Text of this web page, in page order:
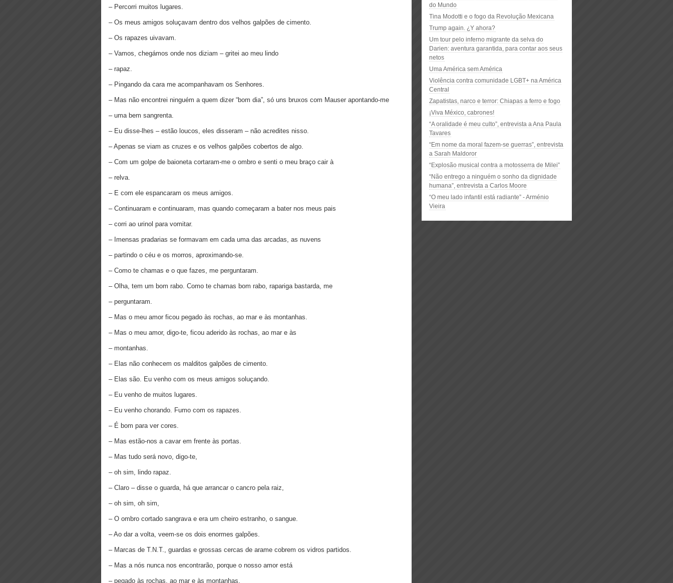
– Percorri muitos lugares.
– Os meus amigos soluçavam dentro dos velhos galpões de cimento.
– Os rapazes uivavam.
– Vamos, chegámos onde nos diziam – gritei ao meu lindo
– rapaz.
– Pingando da cara me acompanhavam os Senhores.
– Mas não encontrei ninguém a quem dizer “bom dia”, só uns bruxos com Mauser apontando-me
– uma bem sangrenta.
– Eu disse-lhes – estão loucos, eles disseram – não acredites nisso.
– Apenas se viam as cruzes e os velhos galpões cobertos de algo.
– Com um golpe de baioneta cortaram-me o ombro e senti o meu braço cair à
– relva.
– E com ele espancaram os meus amigos.
– Continuaram e continuaram, mas quando começaram a bater nos meus pais
– corri ao urinol para vomitar.
– Imensas pradarias se formavam em cada uma das arcadas, as nuvens
– partindo o céu e os morros, aproximando-se.
– Como te chamas e o que fazes, me perguntaram.
– Olha, tem um bom rabo. Como te chamas bom rabo, rapariga bastarda, me
– perguntaram.
– Mas o meu amor ficou pegado às rochas, ao mar e às montanhas.
– Mas o meu amor, digo-te, ficou aderido às rochas, ao mar e às
– montanhas.
– Elas não conhecem os malditos galpões de cimento.
– Elas são. Eu venho com os meus amigos soluçando.
– Eu venho de muitos lugares.
– Eu venho chorando. Fumo com os rapazes.
– É bom para ver cores.
– Mas estão-nos a cavar em frente às portas.
– Mas tudo será novo, digo-te,
– oh sim, lindo rapaz.
– Claro – disse o guarda, há que arrancar o cancro pela raiz,
– oh sim, oh sim,
– O ombro cortado sangrava e era um cheiro estranho, o sangue.
– Ao dar a volta, veem-se os dois enormes galpões.
– Marcas de T.N.T., guardas e grossas cercas de arame cobrem os vidros partidos.
– Mas a nós nunca nos encontrarão, porque o nosso amor está
– pegado às rochas, ao mar e às montanhas.
do Mundo
Tina Modotti e o fogo da Revolução Mexicana
Trump again. ¿Y ahora?
Um tour pelo inferno migrante da selva do
Darien: aventura garantida, para contar aos seus
netos
Uma América sem América
Violência contra comunidade LGBT+ na América
Central
Zapatistas, narco e terror: Chiapas a ferro e fogo
¡Viva México, cabrones!
“A oralidade é meu culto”, entrevista a Ana Paula
Tavares
“Em nome da moral fazem-se guerras”, entrevista
a Sarah Maldoror
“Explosão musical contra a motosserra de Milei”
“Não entrego a ninguém o sonho da dignidade
humana”, entrevista a Carlos Moore
“O meu lado infantil está radiante” - Arménio
Vieira